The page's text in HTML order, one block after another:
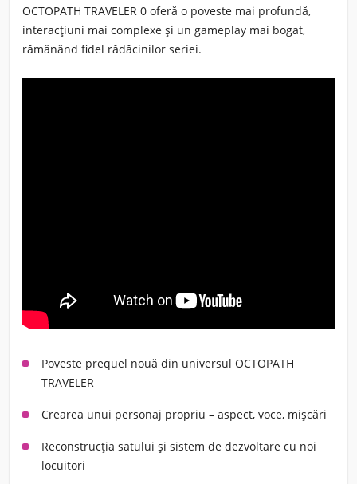
OCTOPATH TRAVELER 0 oferă o poveste mai profundă,
interacțiuni mai complexe și un gameplay mai bogat,
rămânând fidel rădăcinilor seriei.
Poveste prequel nouă din universul OCTOPATH
TRAVELER
Crearea unui personaj propriu – aspect, voce, mișcări
Reconstrucția satului și sistem de dezvoltare cu noi
locuitori